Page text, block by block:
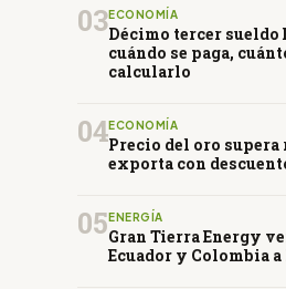
03ECONOMÍA
Décimo tercer sueldo
cuándo se paga,
calcularlo
04ECONOMÍA
Precio del oro supera
exporta con
05 ENERGÍA
Gran Tierra Energy
Ecuador y Colombia